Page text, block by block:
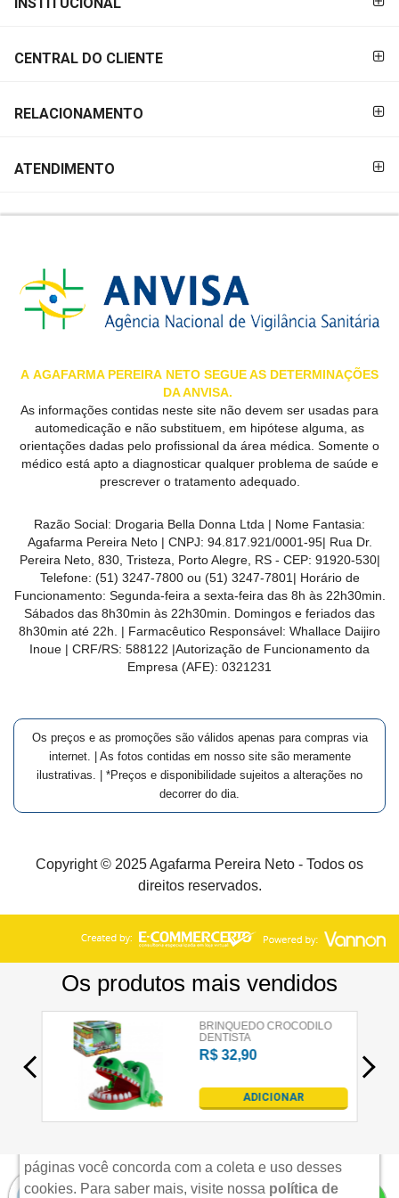
&
OFERTAS
ATENDIMENTO
LOCALIZAÇÃO
CENTRAL
DE
ATENDIMENTO
MAIS
PRÓXIMA
DO
CLIENTE
PAGAMENTO
CENTRAL DO CLIENTE
RELACIONAMENTO
ATENDIMENTO
A AGAFARMA PEREIRA NETO SEGUE AS DETERMINAÇÕES
DA ANVISA.
As informações contidas neste site não devem ser usadas para
automedicação e não substituem, em hipótese alguma, as
orientações dadas pelo profissional da área médica. Somente o
médico está apto a diagnosticar qualquer problema de saúde e
prescrever o tratamento adequado.
Razão Social: Drogaria Bella Donna Ltda | Nome Fantasia:
Agafarma Pereira Neto | CNPJ: 94.817.921/0001-95| Rua Dr.
Pereira Neto, 830, Tristeza, Porto Alegre, RS - CEP: 91920-530|
Telefone: (51) 3247-7800 ou (51) 3247-7801 | Horário de
Funcionamento: Segunda-feira a sexta-feira das 8h às 22h30min.
Sábados das 8h30min às 22h30min. Domingos e feriados das
8h30min até 22h. | Farmacêutico Responsável: Whallace Daijiro
Inoue | CRF/RS: 588122 |Autorização de Funcionamento da
Empresa (AFE): 0321231
Os preços e as promoções são válidos apenas para compras via
internet. | As fotos contidas em nosso site são meramente
ilustrativas. | *Preços e disponibilidade sujeitos a alterações no
decorrer do dia.
Copyright © 2025 Agafarma Pereira Neto - Todos os
direitos reservados.
Aviso de uso de cookies
Nós utilizamos cookies para possibilitar e aprimorar
páginas você concorda com a coleta e uso desses
cookies. Para saber mais, visite nossa política de